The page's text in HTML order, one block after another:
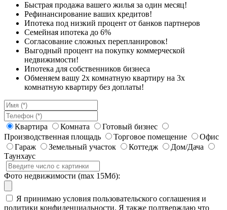
Быстрая продажа вашего жилья за один месяц!
Рефинансирование ваших кредитов!
Ипотека под низкий процент от банков партнеров
Семейная ипотека до 6%
Согласование сложных перепланировок!
Выгодный процент на покупку коммерческой
недвижимости!
Ипотека для собственников бизнеса
Обменяем вашу 2х комнатную квартиру на 3х
комнатную квартиру без доплаты!
Квартира Комната
Готовый бизнес
Производственная площадь
Торговое помещение
Офис
Гараж
Земельный участок Коттедж
Дом/Дача
Таунхаус
Фото недвижимости (max 15Мб):
Я принимаю условия пользовательского соглашения и
политики конфиденциальности. Я также подтверждаю что